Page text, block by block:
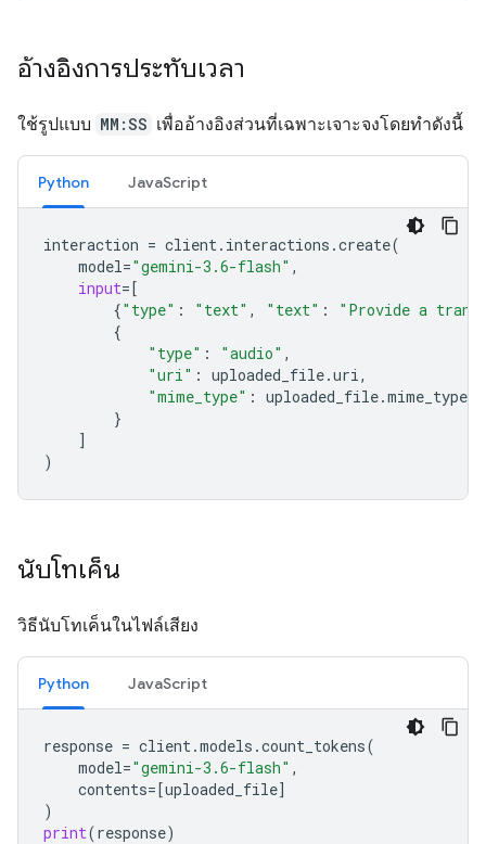
อ้างอิงการประทับเวลา
ใช้รูปแบบ MM:SS เพื่ออ้างอิงส่วนที่เฉพาะเจาะจงโดยทำดังนี้
Python JavaScript
interaction = client . interactions .create(
model="gemini-3.6-flash" ,
input=[
{"type" : "text" , "text" :
"Provide a
{
"type" : "audio" ,
"uri" : uploaded_file.uri ,
"mime_type" : uploaded_file.mime_type
}
]
)
นับโทเค็น
วิธีนับโทเค็นในไฟล์เสียง
Python JavaScript
response = client .models .count_tokens(
model="gemini-3.6-flash" ,
contents=[uploaded_file]
)
print(response)